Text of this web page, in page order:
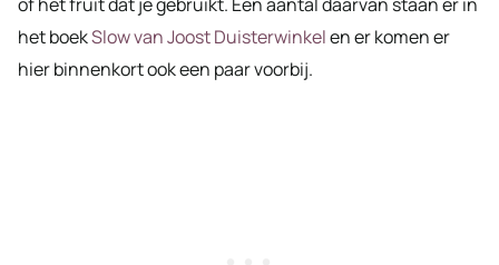
het boekSlow van Joost Duisterwinkelen er komen er
hier binnenkort ook een paar voorbij.